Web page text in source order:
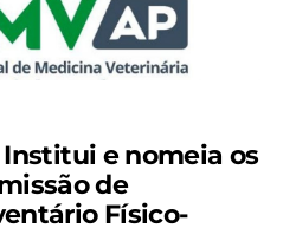
Institui e nomeia os
de
Físico-